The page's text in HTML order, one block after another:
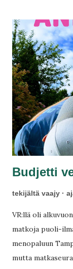
vuodesta vain
Budjetti
tekijältä vaajy
VR:llä oli
matkoja puoli-
menopaluun
mutta